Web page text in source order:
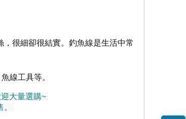
很細卻很結實。釣魚線是生活中常
魚線工具等。
大量選購~
。